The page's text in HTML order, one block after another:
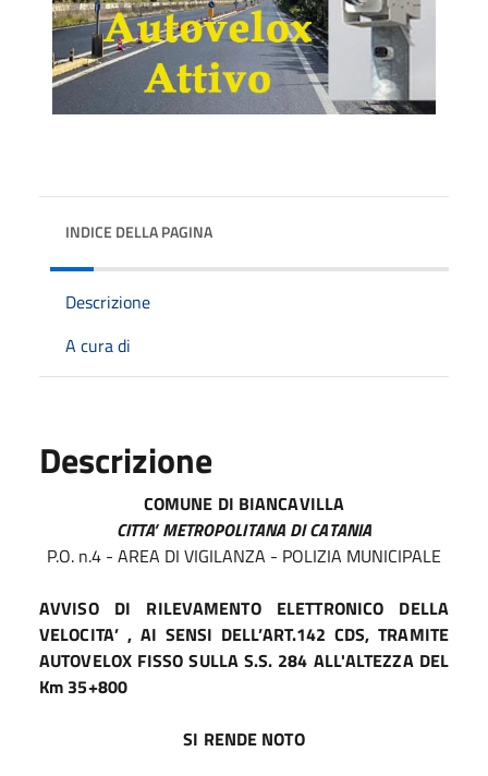
INDICE DELLA PAGINA
Descrizione
A cura di
Descrizione
COMUNE DI BIANCAVILLA
CITTA’ METROPOLITANA DI CATANIA
P.O. n.4 - AREA DI VIGILANZA - POLIZIA MUNICIPALE
AVVISO DI RILEVAMENTO ELETTRONICO DELLA
VELOCITA’ , AI SENSI DELL’ART.142 CDS, TRAMITE
AUTOVELOX FISSO SULLA S.S. 284 ALL'ALTEZZA DEL
Km 35+800
SI RENDE NOTO